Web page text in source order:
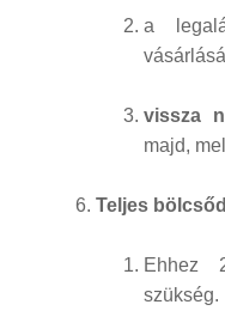
a
vissza
majd,
Teljes
Ehhez
szükség.